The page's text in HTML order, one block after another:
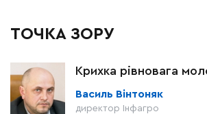
ТОЧКА ЗОРУ
Крихка рівновага
Василь Вінтоняк
директор Інфагро